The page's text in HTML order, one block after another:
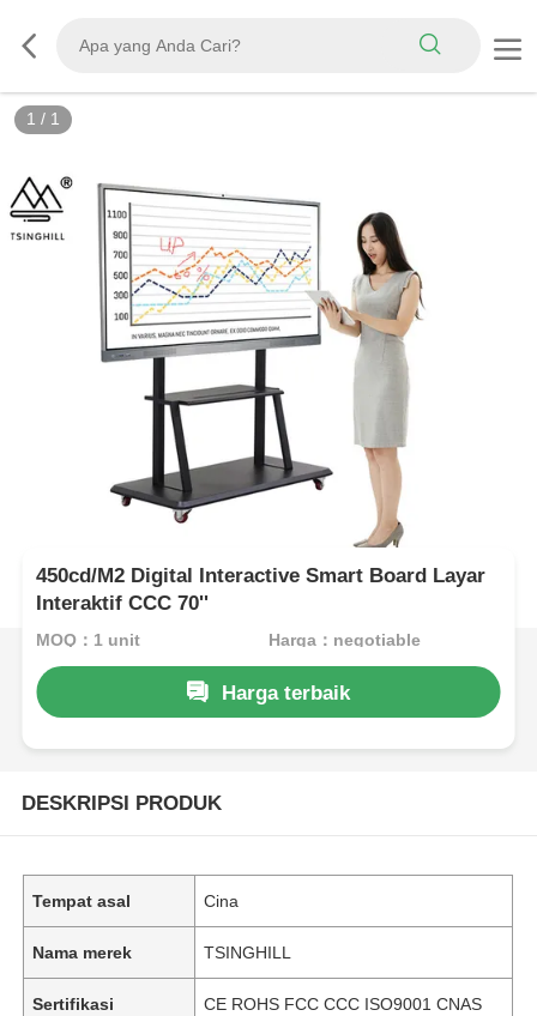
1 / 1
450cd/M2 Digital Interactive Smart Board Layar
Interaktif CCC 70''
MOQ：1 unit Harga：negotiable
Harga terbaik
DESKRIPSI PRODUK
Tempat asal Cina
Nama merek TSINGHILL
Sertifikasi CE ROHS FCC CCC ISO9001 CNAS